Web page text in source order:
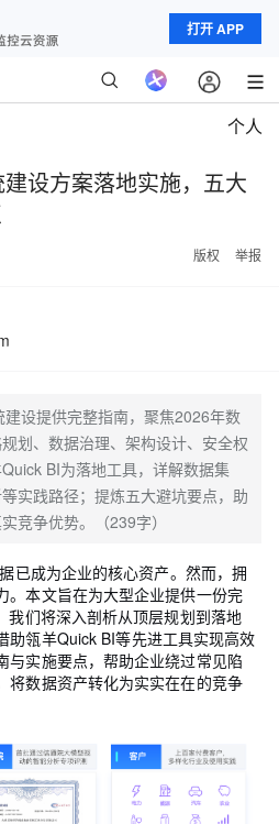
打开 APP
个人
设方案落地实施，五大
版权 举报
设提供完整指南，聚焦2026年数
划、数据治理、架构设计、安全权
BI为落地工具，详解数据集
实践路径；提炼五大避坑要点，助
竞争优势。（239字）
已成为企业的核心资产。然而，拥
。本文旨在为大型企业提供一份完
我们将深入剖析从顶层规划到落地
助瓴羊Quick BI等先进工具实现高效
与实施要点，帮助企业绕过常见陷
将数据资产转化为实实在在的竞争